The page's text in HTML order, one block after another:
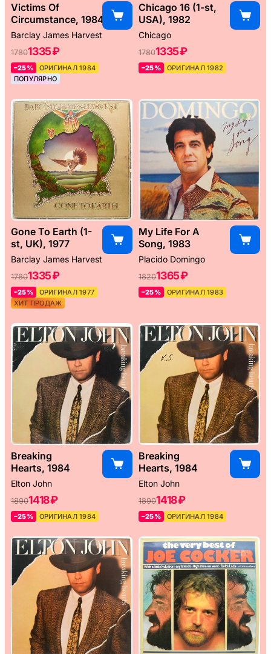
Victims Of
Circumstance, 1984
Barclay James Harvest
17801335 ₽
–25%
ОРИГИНАЛ 1984
ПОПУЛЯРНО
Chicago 16 (1-st,
USA), 1982
Chicago
17801335 ₽
–25% ОРИГИНАЛ 1982
Gone To Earth (1-
st, UK), 1977
Barclay James Harvest
17801335 ₽
–25%
ОРИГИНАЛ 1977
ХИТ ПРОДАЖ
My Life For A
Song, 1983
Placido Domingo
18201365 ₽
–25% ОРИГИНАЛ 1983
Breaking
Hearts, 1984
Elton John
18901418 ₽
–25% ОРИГИНАЛ 1984
Breaking
Hearts, 1984
Elton John
18901418 ₽
–25% ОРИГИНАЛ 1984